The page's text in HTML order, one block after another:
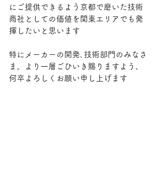
にご提供できるよう京都で磨いた技術
商社としての価値を関東エリアでも発
揮したいと思います
特にメーカーの開発､技術部門のみなさ
ま。より一層ごひいき賜りますよう、
何卒よろしくお願い申し上げます